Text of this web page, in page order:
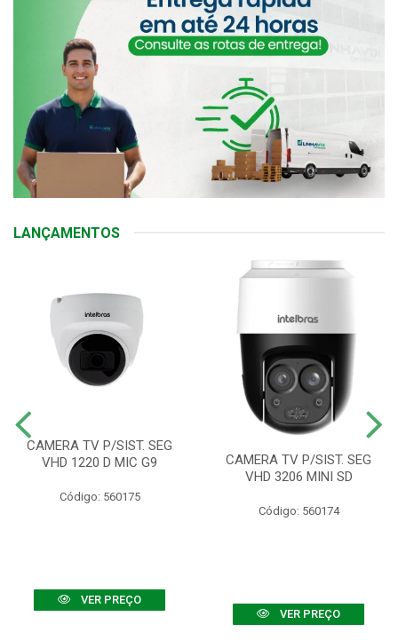
LANÇAMENTOS
CAMERA TV P/SIST. SEG
VHD 1220 D MIC G9
Código: 560175
VER PREÇO
CAMERA TV P/SIST. SEG
VHD 3206 MINI SD
Código: 560174
VER PREÇO